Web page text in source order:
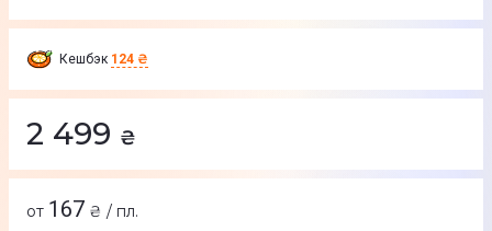
Кешбэк 124 ₴
2 499 ₴
от 167 ₴ / пл.